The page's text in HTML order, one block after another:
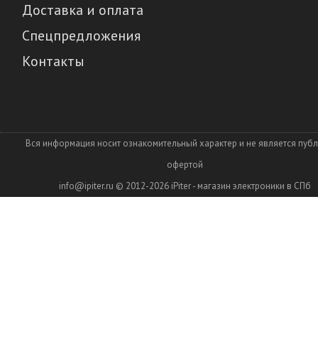
Доставка и оплата
Спецпредложения
Контакты
Вся информация носит ознакомительный характер и не является
офертой
info@ipiter.ru © 2012-2026 iPiter - магазин электроники в СПб